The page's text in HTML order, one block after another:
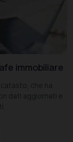
immobiliare
che ha
dati aggiornati e